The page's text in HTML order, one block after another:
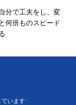
分で工夫をし、変
何倍ものスピード
ています